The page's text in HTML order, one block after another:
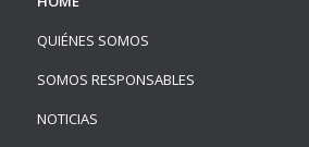
QUIÉNES SOMOS
SOMOS RESPONSABLES
NOTICIAS